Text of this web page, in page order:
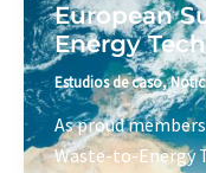
European
Energy
Estudios de caso,
As proud
Waste-to-Energy